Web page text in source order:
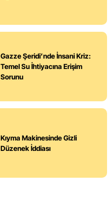
Gazze Şeridi’nde İnsani Kriz:
Temel Su İhtiyacına Erişim
Sorunu
Kıyma Makinesinde Gizli
Düzenek İddiası